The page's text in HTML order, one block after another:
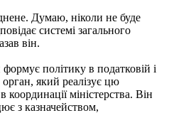
Думаю, ніколи не буде
системі загального
він.
політику в податковій і
який реалізує цю
міністерства. Він
з казначейством,